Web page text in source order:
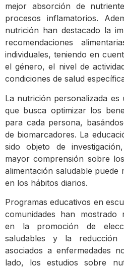
mejor absorción de
procesos inflamatorios.
nutrición han destacado la
recomendaciones
individuales, teniendo en
el género, el nivel de
condiciones de salud
La nutrición personalizada es
que busca optimizar los
para cada persona,
de biomarcadores. La
sido objeto de
mayor comprensión sobre
alimentación saludable puede
en los hábitos diarios.
Programas educativos en
comunidades han mostrado
en la promoción de
saludables y la
asociados a enfermedades
lado, los estudios sobre